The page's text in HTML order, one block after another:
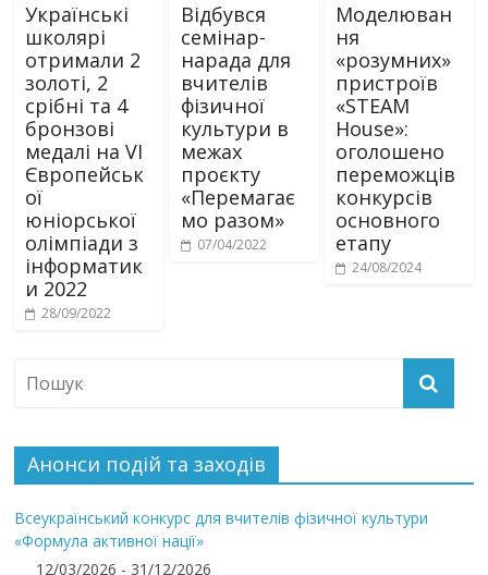
Українські
школярі
отримали 2
золоті, 2
срібні та 4
бронзові
медалі на VI
Європейськ
ої
юніорської
олімпіади з
інформатик
и 2022
28/09/2022
Відбувся
семінар-
нарада для
вчителів
фізичної
культури в
межах
проєкту
«Перемагає
мо разом»
07/04/2022
Моделюван
ня
«розумних»
пристроїв
«STEAM
House»:
оголошено
переможців
конкурсів
основного
етапу
24/08/2024
Анонси подій та заходів
Всеукраїнський конкурс для вчителів фізичної культури
«Формула активної нації»
12/03/2026 - 31/12/2026